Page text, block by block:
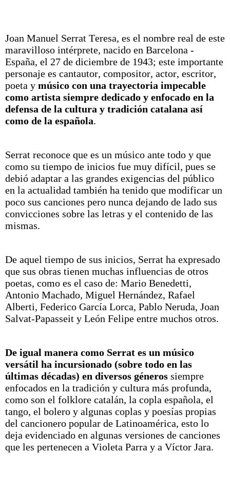
Joan Manuel Serrat Teresa, es el nombre real de este
maravilloso intérprete, nacido en Barcelona -
España, el 27 de diciembre de 1943; este importante
personaje es cantautor, compositor, actor, escritor,
poeta y músico con una trayectoria impecable
como artista siempre dedicado y enfocado en la
defensa de la cultura y tradición catalana así
como de la española.
Serrat reconoce que es un músico ante todo y que
como su tiempo de inicios fue muy difícil, pues se
debió adaptar a las grandes exigencias del público
en la actualidad también ha tenido que modificar un
poco sus canciones pero nunca dejando de lado sus
convicciones sobre las letras y el contenido de las
mismas.
De aquel tiempo de sus inicios, Serrat ha expresado
que sus obras tienen muchas influencias de otros
poetas, como es el caso de: Mario Benedetti,
Antonio Machado, Miguel Hernández, Rafael
Alberti, Federico García Lorca, Pablo Neruda, Joan
Salvat-Papasseit y León Felipe entre muchos otros.
De igual manera como Serrat es un músico
versátil ha incursionado (sobre todo en las
últimas décadas) en diversos géneros siempre
enfocados en la tradición y cultura más profunda,
como son el folklore catalán, la copla española, el
tango, el bolero y algunas coplas y poesías propias
del cancionero popular de Latinoamérica, esto lo
deja evidenciado en algunas versiones de canciones
que les pertenecen a Violeta Parra y a Víctor Jara.